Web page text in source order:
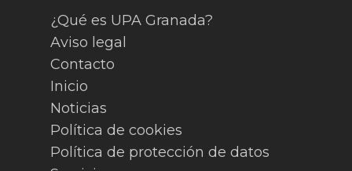
¿Qué es UPA Granada?
Aviso legal
Contacto
Inicio
Noticias
Política de cookies
Política de protección de datos